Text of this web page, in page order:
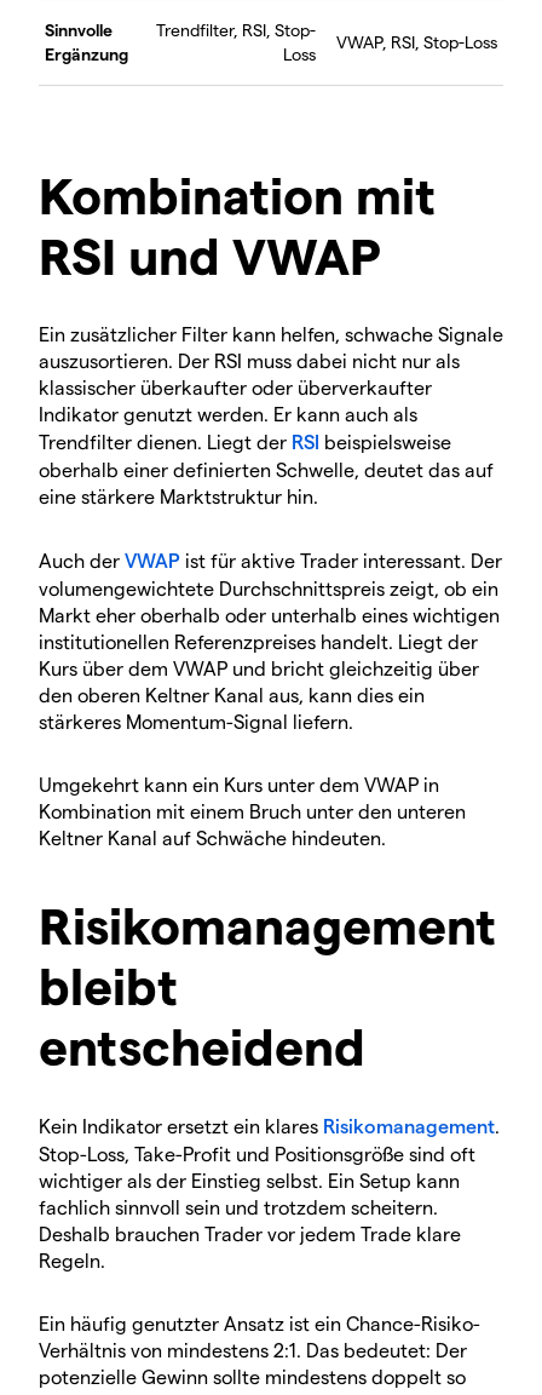
Sinnvolle
Ergänzung
Trendfilter, RSI, Stop-
Loss
VWAP, RSI, Stop-Loss
Kombination mit
RSI und VWAP
Ein zusätzlicher Filter kann helfen, schwache Signale
auszusortieren. Der RSI muss dabei nicht nur als
klassischer überkaufter oder überverkaufter
Indikator genutzt werden. Er kann auch als
Trendfilter dienen. Liegt der RSI beispielsweise
oberhalb einer definierten Schwelle, deutet das auf
eine stärkere Marktstruktur hin.
Auch der VWAP ist für aktive Trader interessant. Der
volumengewichtete Durchschnittspreis zeigt, ob ein
Markt eher oberhalb oder unterhalb eines wichtigen
institutionellen Referenzpreises handelt. Liegt der
Kurs über dem VWAP und bricht gleichzeitig über
den oberen Keltner Kanal aus, kann dies ein
stärkeres Momentum-Signal liefern.
Umgekehrt kann ein Kurs unter dem VWAP in
Kombination mit einem Bruch unter den unteren
Keltner Kanal auf Schwäche hindeuten.
Risikomanagement
bleibt
entscheidend
Kein Indikator ersetzt ein klares Risikomanagement.
Stop-Loss, Take-Profit und Positionsgröße sind oft
wichtiger als der Einstieg selbst. Ein Setup kann
fachlich sinnvoll sein und trotzdem scheitern.
Deshalb brauchen Trader vor jedem Trade klare
Regeln.
Ein häufig genutzter Ansatz ist ein Chance-Risiko-
Verhältnis von mindestens 2:1. Das bedeutet: Der
potenzielle Gewinn sollte mindestens doppelt so